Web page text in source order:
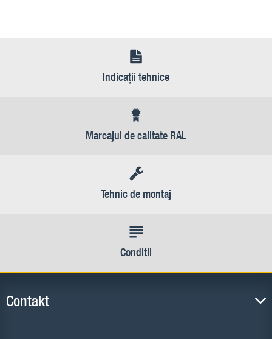
Indicaţii tehnice
Marcajul de calitate RAL
Tehnic de montaj
Conditii
Contakt